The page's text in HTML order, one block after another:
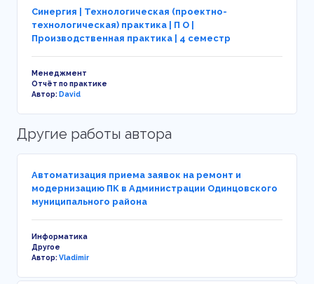
Синергия | Технологическая (проектно-
технологическая) практика | П О |
Производственная практика | 4 семестр
Менеджмент
Отчёт по практике
Автор:David
Другие работы автора
Автоматизация приема заявок на ремонт и
модернизацию ПК в Администрации Одинцовского
муниципального района
Информатика
Другое
Автор:Vladimir